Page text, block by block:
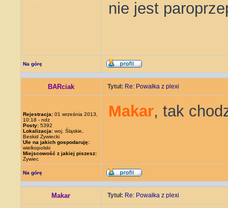
nie jest
Na górę
BARciak Tytuł: Re: Powałka z plexi
Rejestracja: 01 września 2013,
10:18 - ndz
Posty: 5392
Lokalizacja: woj. Śląskie,
Beskid Żywiecki
Ule na jakich gospodaruję:
wielkopolski
Miejscowość z jakiej piszesz:
Żywiec
Makar, tak
Na górę
Makar Tytuł: Re: Powałka z plexi